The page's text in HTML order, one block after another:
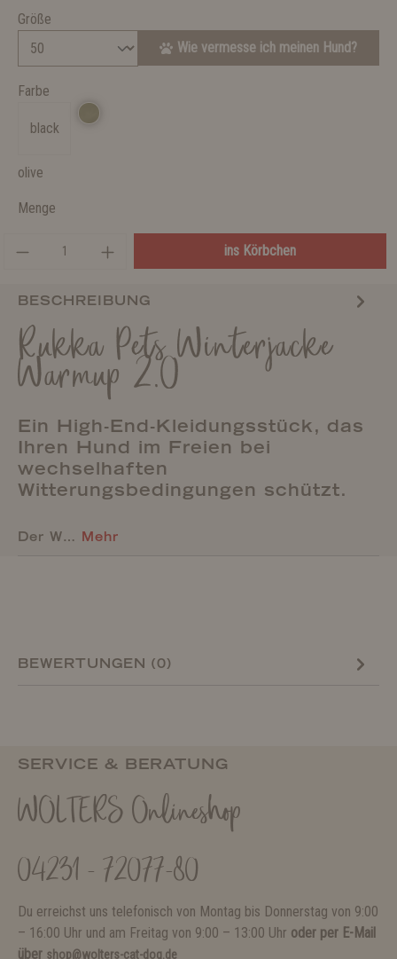
Größe
Wie vermesse ich meinen Hund?
Farbe
black
olive
Menge
ins Körbchen
BESCHREIBUNG
Rukka Pets Winterjacke
Warmup 2.0
Ein High-End-Kleidungsstück, das
Ihren Hund im Freien bei
wechselhaften
Witterungsbedingungen schützt.
Der W… Mehr
BEWERTUNGEN (0)
SERVICE & BERATUNG
WOLTERS Onlineshop
04231 - 72077-80
Du erreichst uns telefonisch von Montag bis Donnerstag von 9:00
– 16:00 Uhr und am Freitag von 9:00 – 13:00 Uhr oder per E-Mail
über shop@wolters-cat-dog.de